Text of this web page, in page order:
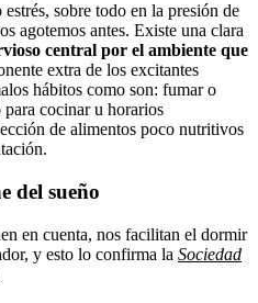
sobre todo en la presión de
agotemos antes. Existe una clara
central por el ambiente que
extra de los excitantes
hábitos como son: fumar o
cocinar u horarios
de alimentos poco nutritivos
del sueño
en cuenta, nos facilitan el dormir
y esto lo confirma la Sociedad